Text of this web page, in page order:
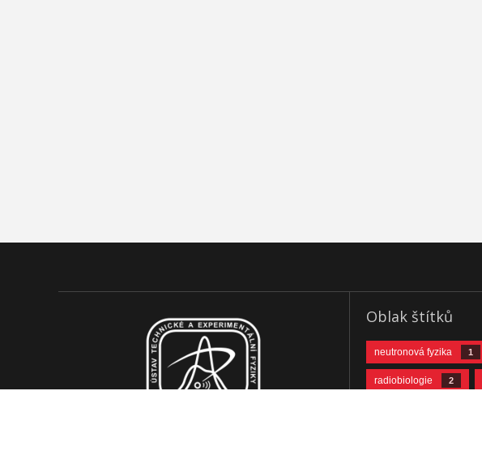
Oblak štítků
neutronová fyzika 1
radiobiologie 2